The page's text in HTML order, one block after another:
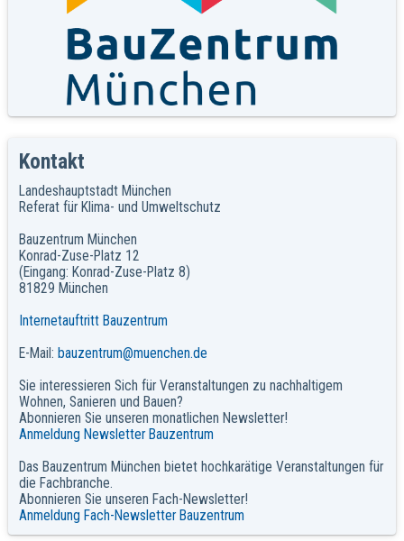
Kontakt
Landeshauptstadt München
Referat für Klima- und Umweltschutz
Bauzentrum München
Konrad-Zuse-Platz 12
(Eingang: Konrad-Zuse-Platz 8)
81829 München
Internetauftritt Bauzentrum
E-Mail: bauzentrum@muenchen.de
Sie interessieren Sich für Veranstaltungen zu nachhaltigem
Wohnen, Sanieren und Bauen?
Abonnieren Sie unseren monatlichen Newsletter!
Anmeldung Newsletter Bauzentrum
Das Bauzentrum München bietet hochkarätige Veranstaltungen für
die Fachbranche.
Abonnieren Sie unseren Fach-Newsletter!
Anmeldung Fach-Newsletter Bauzentrum